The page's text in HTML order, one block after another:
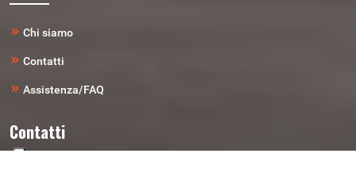
Chi siamo
Contatti
Assistenza/FAQ
Contatti